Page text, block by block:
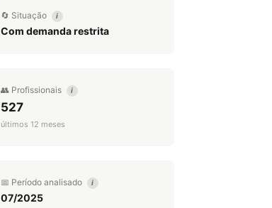
🔄 Situação i
Com demanda restrita
👥 Profissionais i
527
últimos 12 meses
📅 Período analisado i
07/2025